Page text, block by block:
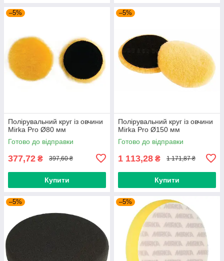
–5%
Полірувальний круг із овчини
Mirka Pro Ø80 мм
Готово до відправки
377,72 ₴ 397,60 ₴
Купити
–5%
Полірувальний круг із овчини
Mirka Pro Ø150 мм
Готово до відправки
1 113,28 ₴ 1 171,87 ₴
Купити
–5% –5%